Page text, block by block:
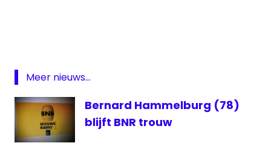
Meer nieuws...
Bernard Hammelburg (78)
blijft BNR trouw